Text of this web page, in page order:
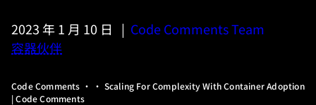
2023 年 1 月 10 日 | Code Comments Team
容器伙伴
Code Comments • • Scaling For Complexity With Container Adoption
| Code Comments